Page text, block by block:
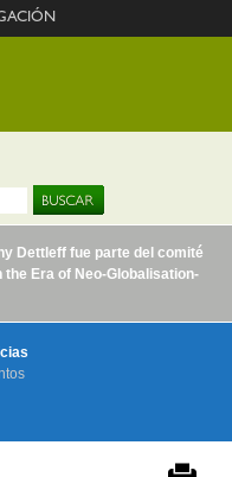
Dettleff fue parte del comité
Era of Neo-Globalisation-